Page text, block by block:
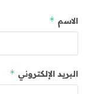
الاسم *
البريد الإلكتروني *